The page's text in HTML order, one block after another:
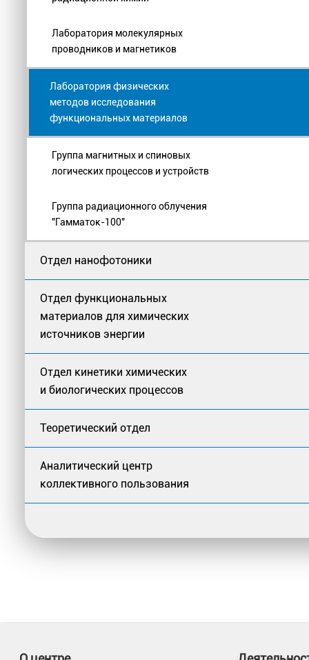
Лаборатория молекулярных
проводников и магнетиков
Лаборатория физических
методов исследования
функциональных материалов
Группа магнитных и спиновых
логических процессов и устройств
Группа радиационного облучения
"Гамматок-100"
Отдел нанофотоники
Отдел функциональных
материалов для химических
источников энергии
Отдел кинетики химических
и биологических процессов
Теоретический отдел
Аналитический центр
коллективного пользования